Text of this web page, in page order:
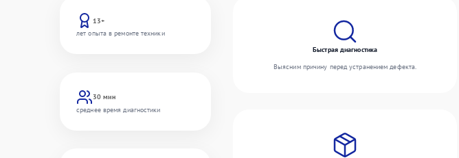
13+
лет опыта в ремонте техники
30 мин
среднее время диагностики
Быстрая диагностика
Выясним причину перед устранением дефекта.